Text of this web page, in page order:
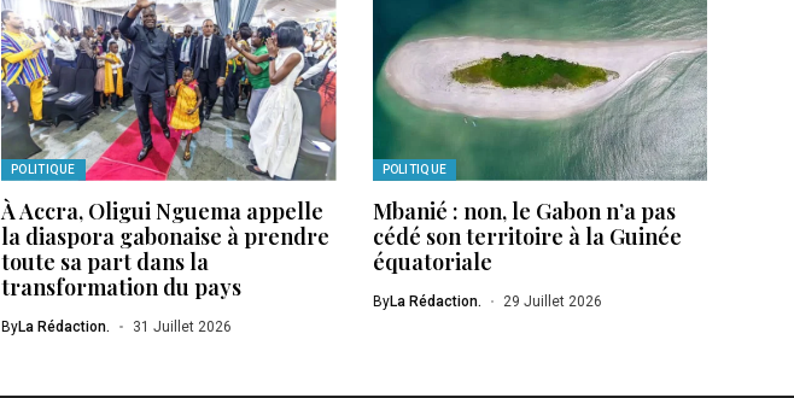
POLITIQUE
À Accra, Oligui Nguema appelle
la diaspora gabonaise à prendre
toute sa part dans la
transformation du pays
ByLa Rédaction. 31 Juillet 2026
POLITIQUE
Mbanié : non, le Gabon n’a pas
cédé son territoire à la Guinée
équatoriale
ByLa Rédaction. 29 Juillet 2026